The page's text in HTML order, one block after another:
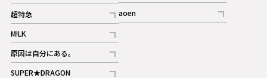
記事
超特急
記事
M!LK
記事
原因は自分にある。
記事
SUPER★DRAGON
記事
aoen
記事